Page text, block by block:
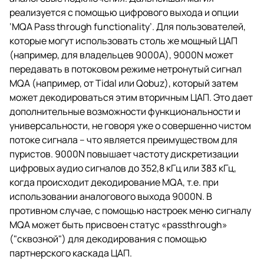
реализуется с помощью цифрового выхода и опции
‘MQA Pass through functionality’. Для пользователей,
которые могут использовать столь же мощный ЦАП
(например, для владельцев 9000A), 9000N может
передавать в потоковом режиме нетронутый сигнал
MQA (например, от Tidal или Qobuz), который затем
может декодироваться этим вторичным ЦАП. Это дает
дополнительные возможности функциональности и
универсальности, не говоря уже о совершенно чистом
потоке сигнала – что является преимуществом для
пуристов. 9000N повышает частоту дискретизации
цифровых аудио сигналов до 352,8 кГц или 383 кГц,
когда происходит декодирование MQA, т.е. при
использовании аналогового выхода 9000N. В
противном случае, с помощью настроек меню сигналу
MQA может быть присвоен статус «passthrough»
("сквозной") для декодирования с помощью
партнерского каскада ЦАП.